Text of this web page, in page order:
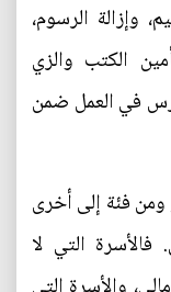
وإزالة الرسوم،
الكتب والزي
في العمل ضمن
فئة إلى أخرى
التي لا